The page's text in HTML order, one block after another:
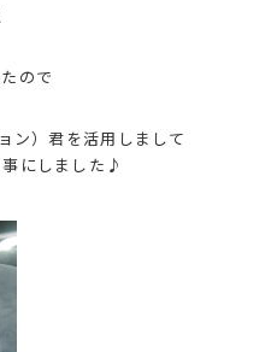
ので
ン）君を活用しまして
にしました♪